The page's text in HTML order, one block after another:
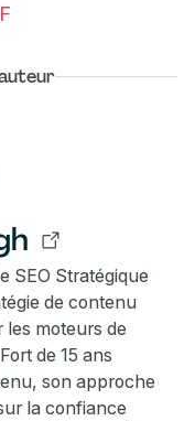
SEO Stratégique
de contenu
les moteurs de
de 15 ans
son approche
la confiance